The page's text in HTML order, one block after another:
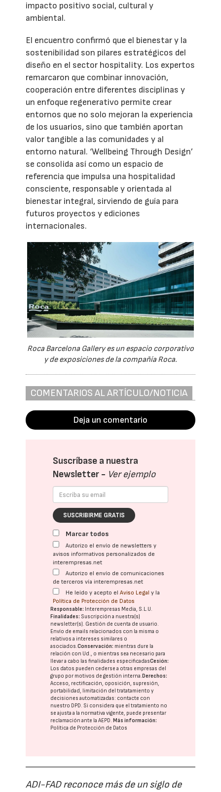
impacto positivo social, cultural y
ambiental.
El encuentro confirmó que el bienestar y la
sostenibilidad son pilares estratégicos del
diseño en el sector hospitality. Los expertos
remarcaron que combinar innovación,
cooperación entre diferentes disciplinas y
un enfoque regenerativo permite crear
entornos que no solo mejoran la experiencia
de los usuarios, sino que también aportan
valor tangible a las comunidades y al
entorno natural. ‘Wellbeing Through Design’
se consolida así como un espacio de
referencia que impulsa una hospitalidad
consciente, responsable y orientada al
bienestar integral, sirviendo de guía para
futuros proyectos y ediciones
internacionales.
Roca Barcelona Gallery es un espacio corporativo
y de exposiciones de la compañía Roca.
COMENTARIOS AL ARTÍCULO/NOTICIA
Deja un comentario
Suscríbase a nuestra
Newsletter - Ver ejemplo
SUSCRIBIRME GRATIS
Marcar todos
Autorizo el envío de newsletters y
avisos informativos personalizados de
interempresas.net
Autorizo el envío de comunicaciones
de terceros vía interempresas.net
He leído y acepto elAviso Legal y la
Política de Protección de Datos
Responsable: Interempresas Media, S.L.U.
Finalidades: Suscripción a nuestra(s)
newsletter(s). Gestión de cuenta de usuario.
Envío de emails relacionados con la misma o
relativos a intereses similares o
asociados.Conservación: mientras dure la
relación con Ud., o mientras sea necesario para
llevar a cabo las finalidades especificadasCesión:
Los datos pueden cederse a otras empresas del
grupo por motivos de gestión interna.Derechos:
Acceso, rectificación, oposición, supresión,
portabilidad, limitación del tratatamiento y
decisiones automatizadas: contacte con
nuestro DPD. Si considera que el tratamiento no
se ajusta a la normativa vigente, puede presentar
reclamación ante laAEPD.Más información:
Política de Protección de Datos
ADI-FAD reconoce más de un siglo de